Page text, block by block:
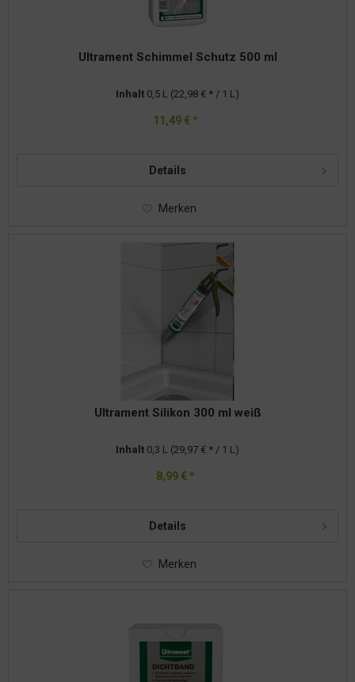
Ultrament Schimmel Schutz 500 ml
Inhalt 0,5 L (22,98 € * / 1 L)
11,49 € *
Details
Merken
Ultrament Silikon 300 ml weiß
Inhalt 0,3 L (29,97 € * / 1 L)
8,99 € *
Details
Merken